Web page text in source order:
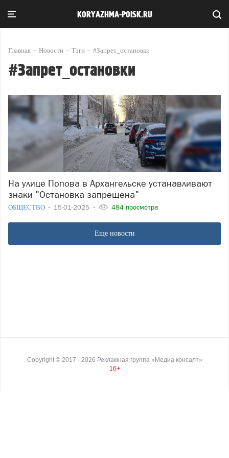
KORYAZHMA-POISK.RU
Главная Новости Тэги #Запрет_остановки
#Запрет_остановки
На улице Попова в Архангельске устанавливают
знаки "Остановка запрещена"
ОБЩЕСТВО 15-01-2025 484 просмотра
Еще новости
Copyright © 2017 - 2026 Рекламная группа «Медиа консалт»
16+